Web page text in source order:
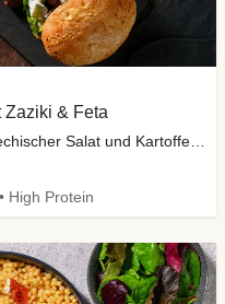
Zaziki & Feta
High Protein